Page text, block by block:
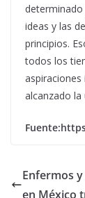
ideas y las
principios.
todos los
aspiraciones
alcanzado la
Enfermos
en México